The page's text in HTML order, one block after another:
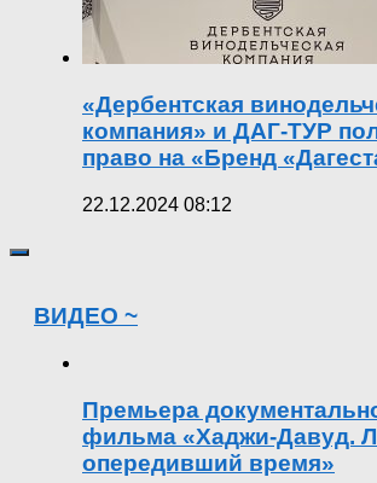
«Дербентская
компания» и ДАГ-ТУР
право на «Бренд
22.12.2024 08:12
ВИДЕО ~
Премьера
фильма «Хаджи-Давуд.
опередивший время»